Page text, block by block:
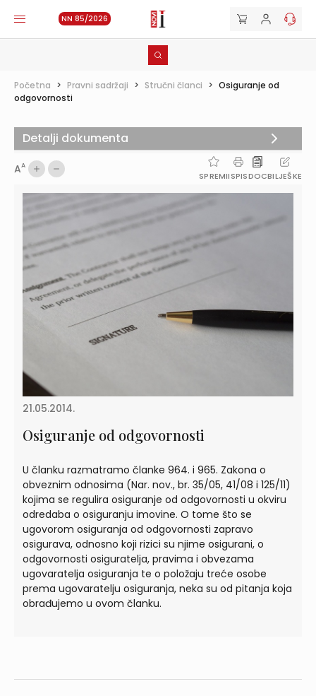
NN 85/2026
Početna > Pravni sadržaji > Stručni članci > Osiguranje od
odgovornosti
AA
SPREMIISPISDOCBILJEŠKE
21.05.2014.
Osiguranje od odgovornosti
U članku razmatramo članke 964. i 965. Zakona o
obveznim odnosima (Nar. nov., br. 35/05, 41/08 i 125/11)
kojima se regulira osiguranje od odgovornosti u okviru
odredaba o osiguranju imovine. O tome što se
ugovorom osiguranja od odgovornosti zapravo
osigurava, odnosno koji rizici su njime osigurani, o
odgovornosti osiguratelja, pravima i obvezama
ugovaratelja osiguranja te o položaju treće osobe
prema ugovaratelju osiguranja, neka su od pitanja koja
obrađujemo u ovom članku.
Detalji dokumenta